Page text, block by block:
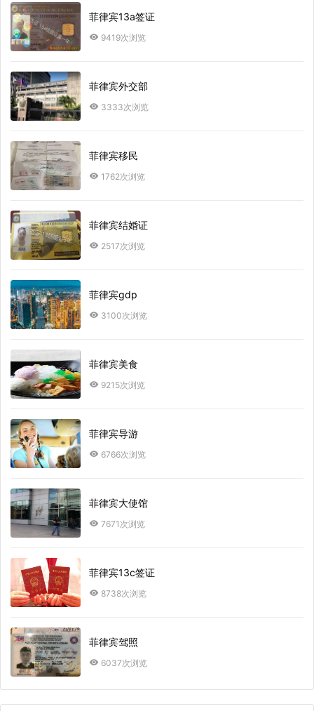
菲律宾13a签证
9419次浏览
菲律宾外交部
3333次浏览
菲律宾移民
1762次浏览
菲律宾结婚证
2517次浏览
菲律宾gdp
3100次浏览
菲律宾美食
9215次浏览
菲律宾导游
6766次浏览
菲律宾大使馆
7671次浏览
菲律宾13c签证
8738次浏览
菲律宾驾照
6037次浏览